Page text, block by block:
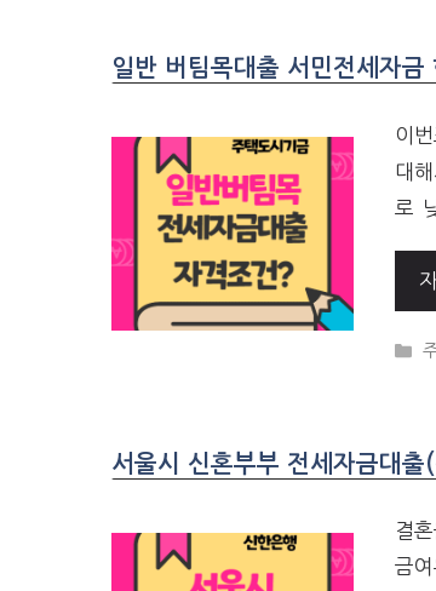
일반 버팀목대출 서민전세자
이
대
로
서울시 신혼부부 전세자금대
결
금